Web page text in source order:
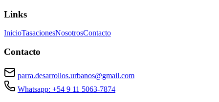
Links
InicioTasacionesNosotrosContacto
Contacto
parra.desarrollos.urbanos@gmail.com
Whatsapp: +54 9 11 5063-7874